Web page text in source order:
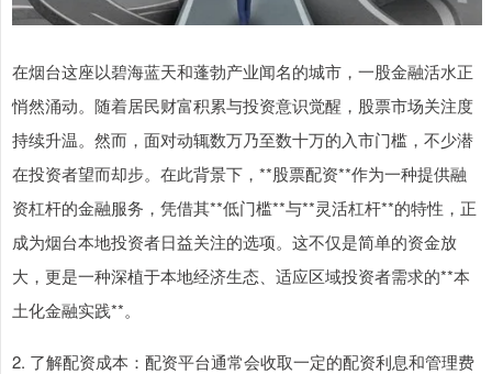
在烟台这座以碧海蓝天和蓬勃产业闻名的城市，一股金融活水正
悄然涌动。随着居民财富积累与投资意识觉醒，股票市场关注度
持续升温。然而，面对动辄数万乃至数十万的入市门槛，不少潜
在投资者望而却步。在此背景下，**股票配资**作为一种提供融
资杠杆的金融服务，凭借其**低门槛**与**灵活杠杆**的特性，正
成为烟台本地投资者日益关注的选项。这不仅是简单的资金放
大，更是一种深植于本地经济生态、适应区域投资者需求的**本
土化金融实践**。
2. 了解配资成本：配资平台通常会收取一定的配资利息和管理费